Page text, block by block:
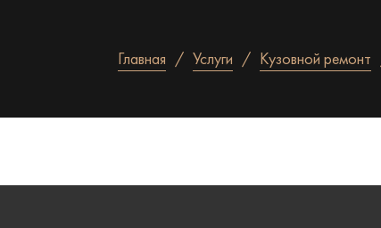
Главная Услуги Кузовной ремонт